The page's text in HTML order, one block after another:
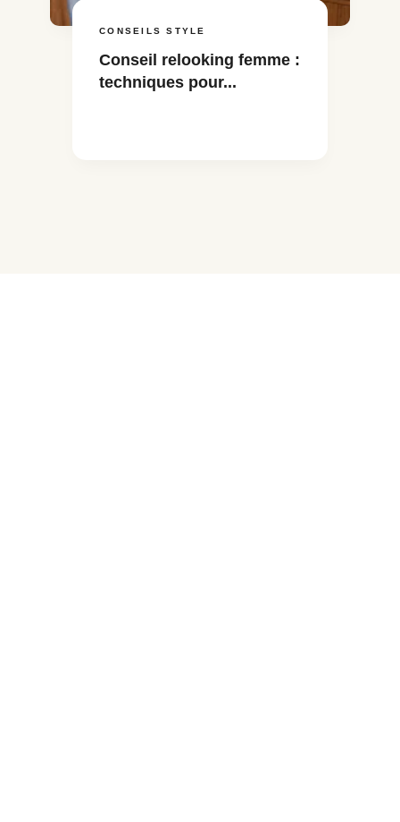
CONSEILS STYLE
Conseil relooking femme :
techniques pour...